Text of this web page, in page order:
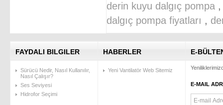
derin kuyu dalgıç pompa
dalgıç pompa fiyatları ,
FAYDALI BILGILER
Sürücü Nedir, Nasıl Kullanılır,
Nasıl Çalışır?
Ses Seviyesi
Hidrofor Seçimi
HABERLER
Yeni Vantilatör Web Sitemiz
E-
E-MAIL